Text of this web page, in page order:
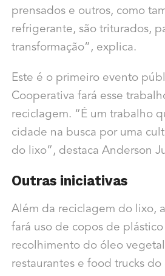
prensados e outros, como
refrigerante, são triturados,
transformação”, explica.
Este é o primeiro evento
Cooperativa fará esse
reciclagem. “É um trabalho
cidade na busca por uma
do lixo”, destaca Anderson
Outras iniciativas
Além da reciclagem do lixo,
fará uso de copos de
recolhimento do óleo
restaurantes e food trucks